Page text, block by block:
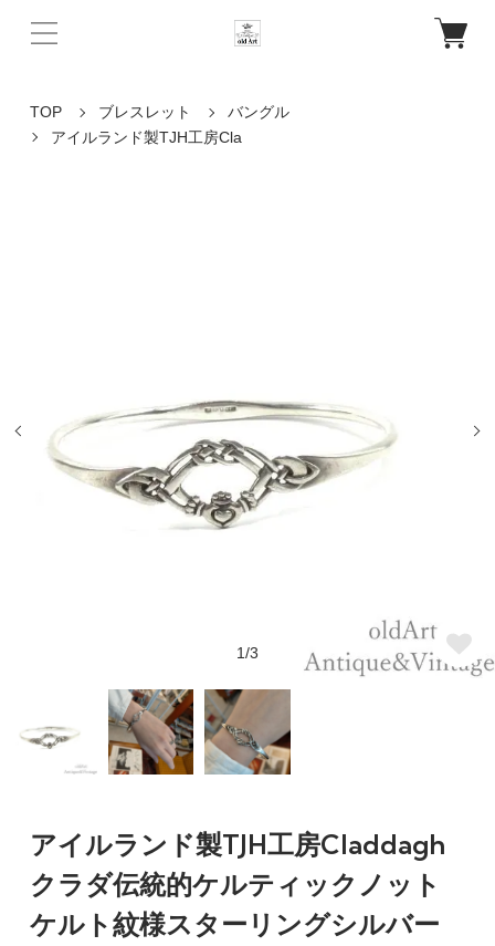
TOP ブレスレット
バングル
アイルランド製TJH工房Cla
1/3
アイルランド製TJH工房Claddagh
クラダ伝統的ケルティックノット
ケルト紋様スターリングシルバー